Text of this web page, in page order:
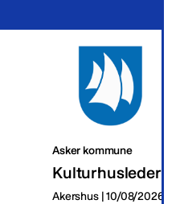
Asker kommune
Kulturhusleder
Akershus | 10/08/2026